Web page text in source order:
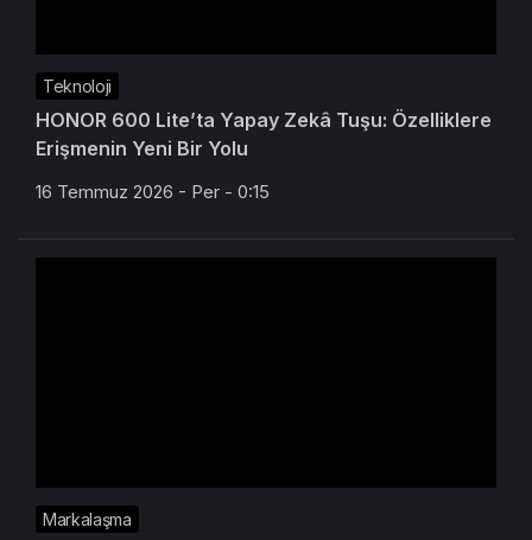
Teknoloji
HONOR 600 Lite’ta Yapay Zekâ Tuşu: Özelliklere
Erişmenin Yeni Bir Yolu
16 Temmuz 2026 - Per - 0:15
Markalaşma